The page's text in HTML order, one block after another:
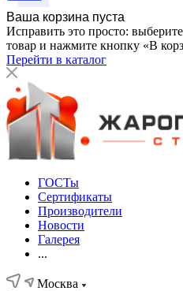
Ваша корзина пуста
Исправить это просто:
товар и нажмите кнопку «В
Перейти в каталог
ГОСТы
Сертификаты
Производители
Новости
Галерея
...
Москва